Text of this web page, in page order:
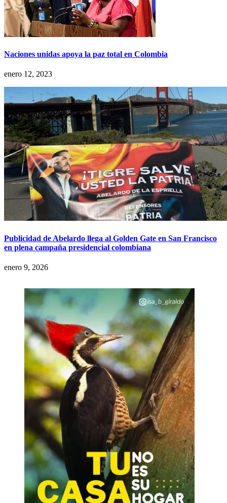
Naciones unidas apoya la paz total en Colombia
enero 12, 2023
Publicidad de Abelardo llega al Golden Gate en San Francisco
en plena campaña presidencial colombiana
enero 9, 2026